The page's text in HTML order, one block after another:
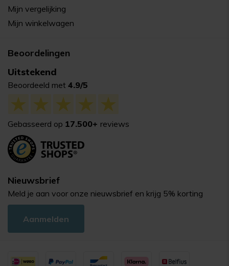
Mijn vergelijking
Mijn winkelwagen
Beoordelingen
Uitstekend
Beoordeeld met 4.9/5
Gebasseerd op 17.500+ reviews
Nieuwsbrief
Meld je aan voor onze nieuwsbrief en krijg 5% korting
Aanmelden